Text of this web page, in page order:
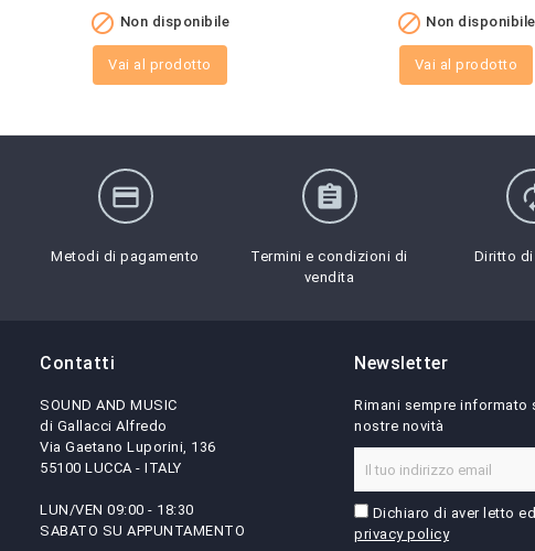
 Non disponibile
Vai al prodotto
 Non disponibile
Vai al prodotto
credit_card
Metodi di pagamento
assignment
Termini e condizioni di
vendita
Diritto
Contatti
SOUND AND MUSIC
di Gallacci Alfredo
Via Gaetano Luporini, 136
55100 LUCCA - ITALY
LUN/VEN 09:00 - 18:30
SABATO SU APPUNTAMENTO
Newsletter
Rimani sempre informato
nostre novità
Dichiaro di aver letto
privacy policy